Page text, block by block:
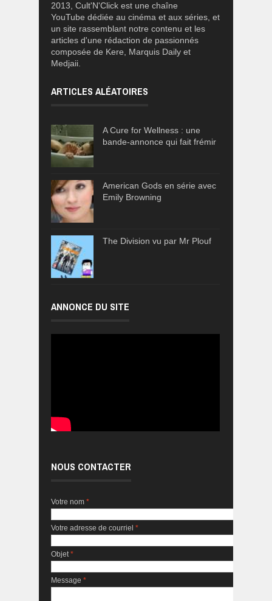
2013, Cult'N'Click est une chaîne
YouTube dédiée au cinéma et aux séries, et
un site rassemblant notre contenu et les
articles d'une rédaction de passionnés
composée de Kere, Marquis Daily et
Medjaii.
ARTICLES ALÉATOIRES
A Cure for Wellness : une
bande-annonce qui fait frémir
American Gods en série avec
Emily Browning
The Division vu par Mr Plouf
ANNONCE DU SITE
NOUS CONTACTER
Votre nom *
Votre adresse de courriel *
Objet *
Message *